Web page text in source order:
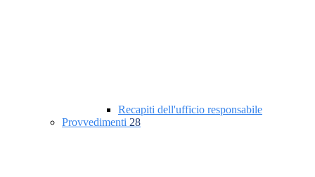
Recapiti dell'ufficio responsabile
Provvedimenti 28